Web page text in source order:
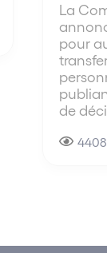
La
pour
de